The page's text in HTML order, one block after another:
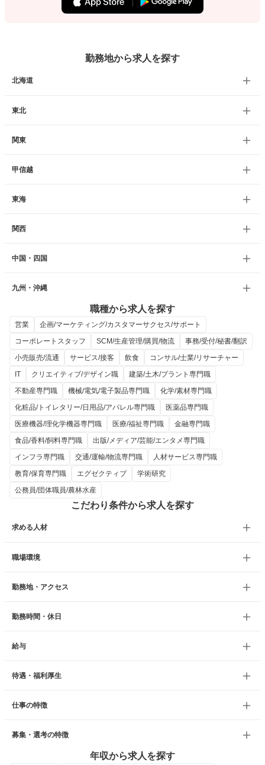
勤務地から求人を探す
北海道
東北
関東
甲信越
東海
関西
中国・四国
九州・沖縄
職種から求人を探す
営業
企画/マーケティング/カスタマーサクセス/サポート
コーポレートスタッフ
SCM/生産管理/購買/物流
事務/受付/秘書/翻訳
小売販売/流通
サービス/接客 飲食
コンサル/士業/リサーチャー
IT
クリエイティブ/デザイン職
建築/土木/プラント専門職
不動産専門職
機械/電気/電子製品専門職
化学/素材専門職
化粧品/トイレタリー/日用品/アパレル専門職
医薬品専門職
医療機器/理化学機器専門職
医療/福祉専門職
金融専門職
食品/香料/飼料専門職
出版/メディア/芸能/エンタメ専門職
インフラ専門職
交通/運輸/物流専門職
人材サービス専門職
教育/保育専門職
エグゼクティブ
学術研究
公務員/団体職員/農林水産
こだわり条件から求人を探す
求める人材
職場環境
勤務地・アクセス
勤務時間・休日
給与
待遇・福利厚生
仕事の特徴
募集・選考の特徴
年収から求人を探す